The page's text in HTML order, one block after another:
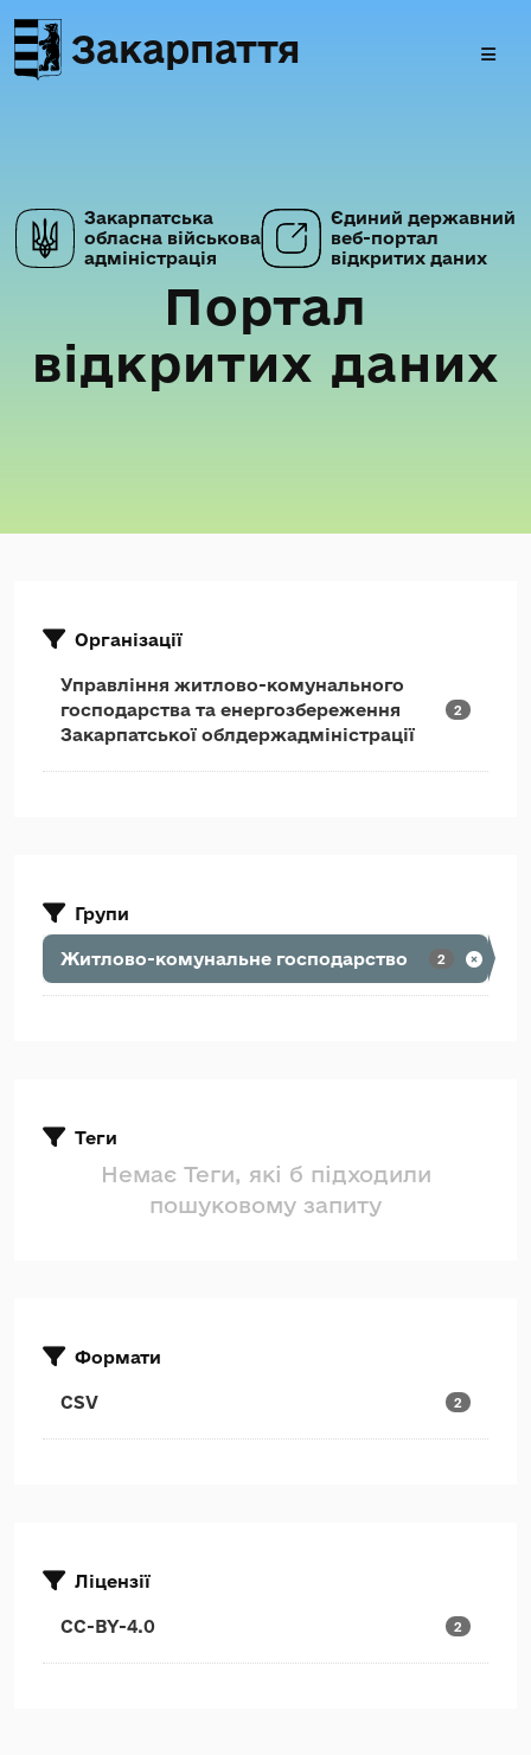
Закарпаття
Закарпатська
обласна військова
адміністрація
Єдиний державний
веб-портал
відкритих даних
Портал
відкритих даних
Організації
Управління житлово-комунального
господарства та енергозбереження
Закарпатської облдержадміністрації
2
Групи
Житлово-комунальне господарство 2
Теги
Немає Теги, які б підходили
пошуковому запиту
Формати
CSV 2
Ліцензії
CC-BY-4.0 2